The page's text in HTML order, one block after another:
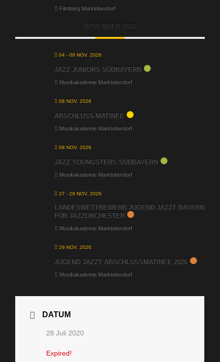
Filmburg Marktoberdorf
NOVEMBER 2026
04 - 08 NOV. 2026
JAZZ JUNIORS SÜDBAYERN
Musikakademie Marktoberdorf
08 NOV. 2026
ABSCHLUSS-MATINEE
Musikakademie Marktoberdorf
08 NOV. 2026
JAZZ YOUNGSTERS SÜDBAYERN
Musikakademie Marktoberdorf
27 - 29 NOV. 2026
LANDESWETTBEWERB JUGEND JAZZT BAYERN
FÜR JAZZORCHESTER
Musikakademie Marktoberdorf
29 NOV. 2026
JUGEND JAZZT ABSCHLUSSMATINEE 2026
Musikakademie Marktoberdorf
DATUM
28 Juli 2020
Expired!